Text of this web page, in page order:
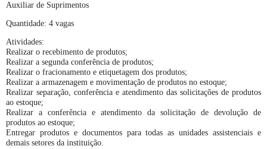
Auxiliar de Suprimentos
Quantidade: 4 vagas
Atividades:
Realizar o recebimento de produtos;
Realizar a segunda conferência de produtos;
Realizar o fracionamento e etiquetagem dos produtos;
Realizar a armazenagem e movimentação de produtos no estoque;
Realizar separação, conferência e atendimento das solicitações de produtos
ao estoque;
Realizar a conferência e atendimento da solicitação de devolução de
produtos ao estoque;
Entregar produtos e documentos para todas as unidades assistenciais e
demais setores da instituição.